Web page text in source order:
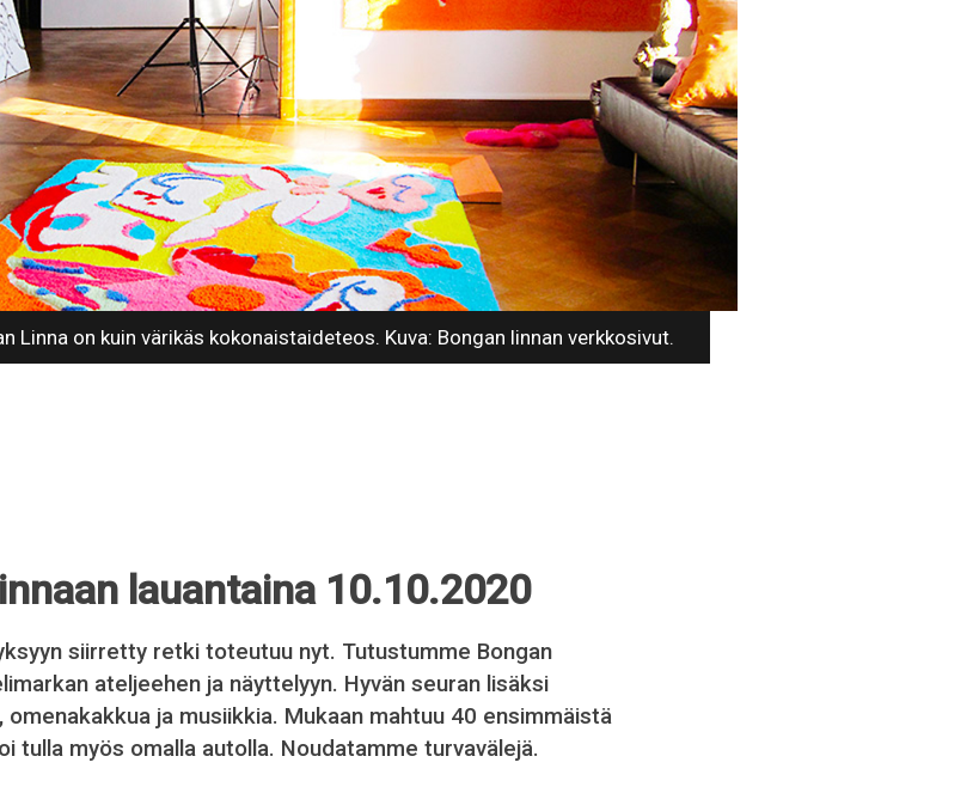
Linna on kuin värikäs kokonaistaideteos. Kuva: Bongan linnan verkkosivut.
lauantaina 10.10.2020
siirretty retki toteutuu nyt. Tutustumme Bongan
ateljeehen ja näyttelyyn. Hyvän seuran lisäksi
ja musiikkia. Mukaan mahtuu 40 ensimmäistä
tulla myös omalla autolla. Noudatamme turvavälejä.